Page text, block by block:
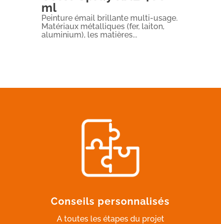
ml
Peinture émail brillante multi-usage.
Matériaux métalliques (fer, laiton,
aluminium), les matières...
Conseils personnalisés
A toutes les étapes du projet